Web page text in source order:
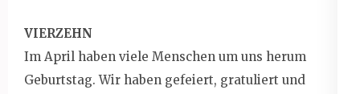
VIERZEHN
Im April haben viele Menschen um uns herum
Geburtstag. Wir haben gefeiert, gratuliert und